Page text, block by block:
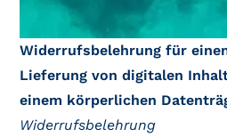
Widerrufsbelehrung für
Lieferung von digitalen
einem körperlichen
Widerrufsbelehrung